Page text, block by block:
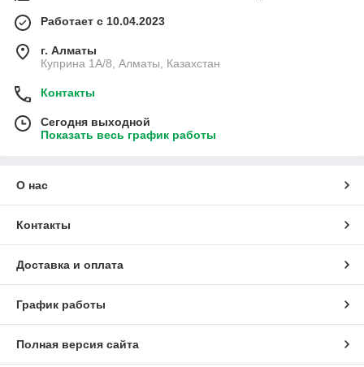
Работает с 10.04.2023
г. Алматы
Куприна 1A/8, Алматы, Казахстан
Контакты
Сегодня выходной
Показать весь график работы
О нас
Контакты
Доставка и оплата
График работы
Полная версия сайта